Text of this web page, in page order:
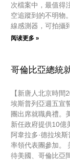
次檔案中，最值得
空追蹤到的不明物
線感測器，可拍攝
阅读更多 »
哥倫比亞總統
【新唐人北京時
埃斯普列亞週五宣
團出席就職典禮。
新任政府提供10億
阿韋拉多·德拉埃
率領代表團參加。
待美國、哥倫比亞